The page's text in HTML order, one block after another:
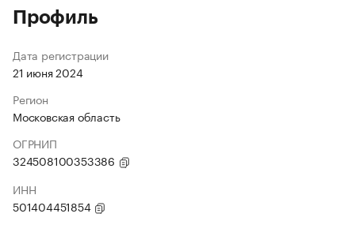
Профиль
Дата регистрации
21 июня 2024
Регион
Московская область
ОГРНИП
324508100353386
ИНН
501404451854